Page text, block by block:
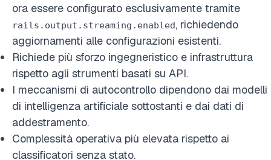
ora essere configurato esclusivamente tramite
rails.output.streaming.enabled, richiedendo
aggiornamenti alle configurazioni esistenti.
Richiede più sforzo ingegneristico e infrastruttura
rispetto agli strumenti basati su API.
I meccanismi di autocontrollo dipendono dai modelli
di intelligenza artificiale sottostanti e dai dati di
addestramento.
Complessità operativa più elevata rispetto ai
classificatori senza stato.